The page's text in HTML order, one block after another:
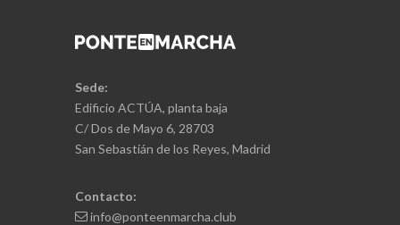
Sede:
Edificio ACTÚA, planta baja
C/ Dos de Mayo 6, 28703
San Sebastián de los Reyes, Madrid
Contacto:
info@ponteenmarcha.club